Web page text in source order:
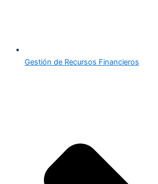
Gestión de Recursos Financieros